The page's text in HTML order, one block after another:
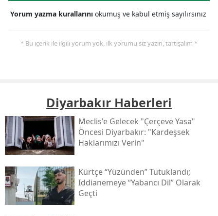
Yorum yazma kurallarını okumuş ve kabul etmiş sayılırsınız
* Bu içerik ile ilgili yorum yok, ilk yorumu siz yazın, tartışalım *
Diyarbakır Haberleri
Meclis'e Gelecek "çerçeve Yasa"
Öncesi Diyarbakır: "kardeşsek
Haklarımızı Verin"
Kürtçe “yüzünden” Tutuklandı;
Iddianemeye “yabancı Dil” Olarak
Geçti